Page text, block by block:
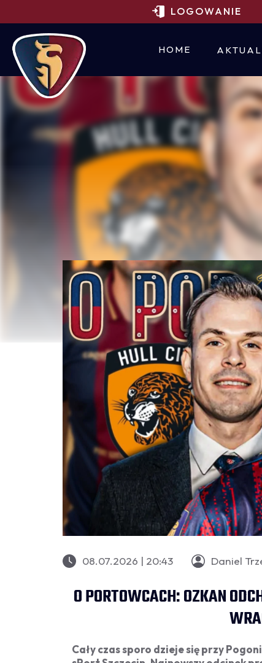
LOGOWANIE
HOME
08.07.2026 | 20:43 Daniel
O PORTOWCACH: OZKAN
Cały czas sporo dzieje się przy